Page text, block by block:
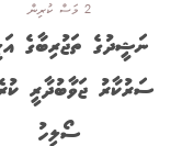
2 މަސް ކުރިން
ނަޝީދުގެ ތަޖުރިބާގެ
ސަރުކާރު ޖަވާބުދާރީ
ސޯލިހު